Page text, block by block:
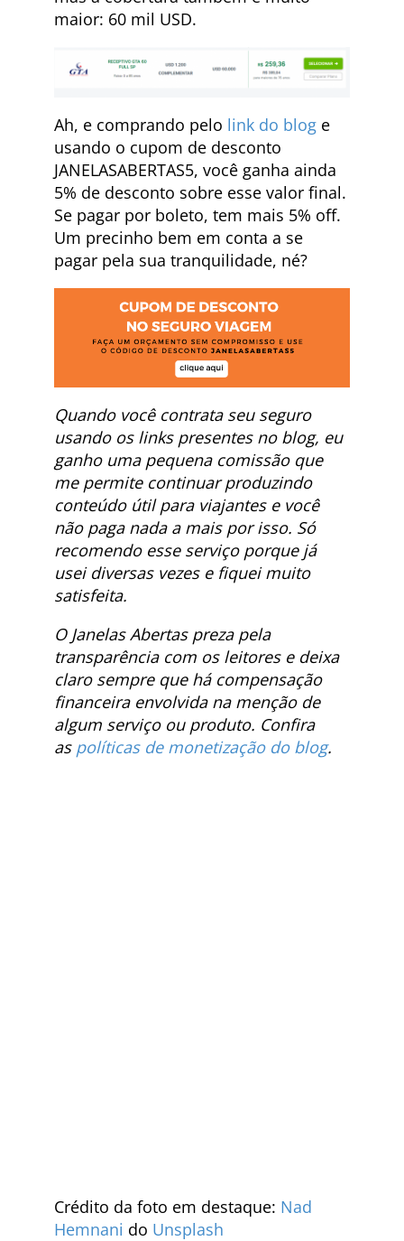
maior: 60 mil USD.
Ah, e comprando pelo link do blog e
usando o cupom de desconto
JANELASABERTAS5, você ganha ainda
5% de desconto sobre esse valor final.
Se pagar por boleto, tem mais 5% off.
Um precinho bem em conta a se
pagar pela sua tranquilidade, né?
Quando você contrata seu seguro
usando os links presentes no blog, eu
ganho uma pequena comissão que
me permite continuar produzindo
conteúdo útil para viajantes e você
não paga nada a mais por isso. Só
recomendo esse serviço porque já
usei diversas vezes e fiquei muito
satisfeita.
O Janelas Abertas preza pela
transparência com os leitores e deixa
claro sempre que há compensação
financeira envolvida na menção de
algum serviço ou produto. Confira
as políticas de monetização do blog.
Crédito da foto em destaque: Nad
Hemnani do Unsplash